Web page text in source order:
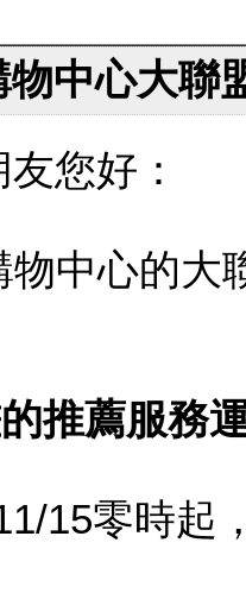
中心大聯
您好：
物中心的大
推薦服務
15零時起